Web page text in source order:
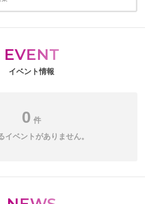
EVENT
イベント情報
0 件
イベントがありません。